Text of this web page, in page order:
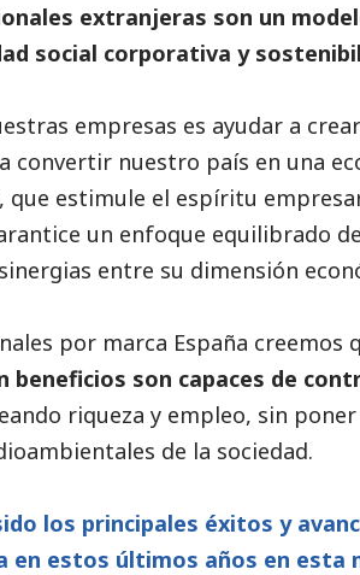
extranjeras son un
social corporativa y
empresas es ayudar a
convertir nuestro país en una
que estimule el espíritu
un enfoque equilibrado
entre su dimensión
por marca España creemos
beneficios son capaces de
riqueza y empleo, sin
de la sociedad.
los principales éxitos y
en estos últimos años en esta